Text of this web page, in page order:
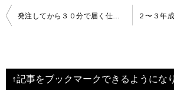
投
ビ
ゲ
↑記事をブックマークできるようにな